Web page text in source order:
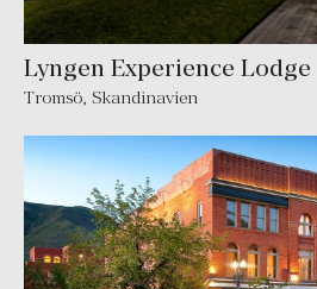
Lyngen Experience Lodge
Tromsö, Skandinavien